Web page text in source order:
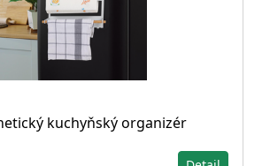
kuchyňský organizér